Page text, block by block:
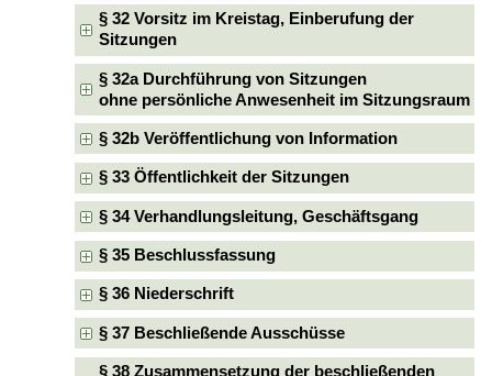
§ 32 Vorsitz im Kreistag, Einberufung der
Sitzungen
§ 32a Durchführung von Sitzungen
ohne persönliche Anwesenheit im Sitzungsraum
§ 32b Veröffentlichung von Information
§ 33 Öffentlichkeit der Sitzungen
§ 34 Verhandlungsleitung, Geschäftsgang
§ 35 Beschlussfassung
§ 36 Niederschrift
§ 37 Beschließende Ausschüsse
§ 38 Zusammensetzung der beschließenden